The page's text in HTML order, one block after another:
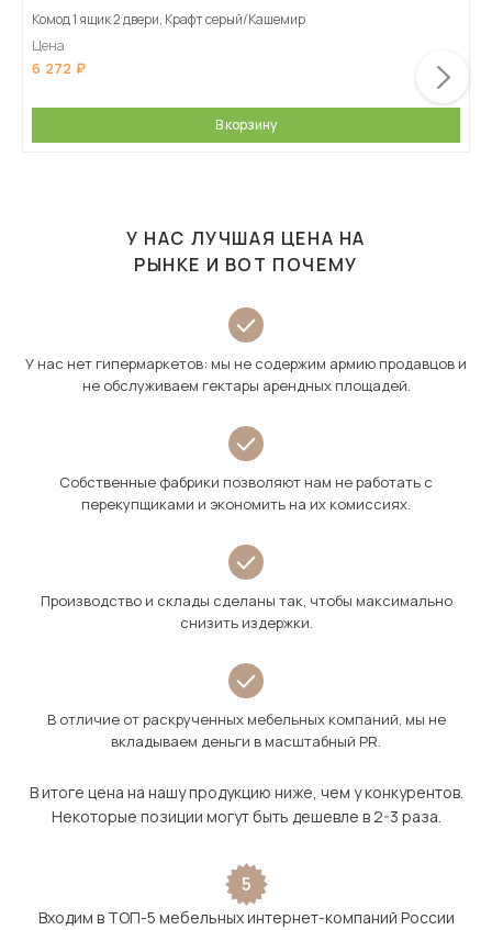
Комод 1 ящик 2 двери, Крафт серый/Кашемир
Цена
6 272
В корзину
У НАС ЛУЧШАЯ ЦЕНА НА
РЫНКЕ И ВОТ ПОЧЕМУ
У нас нет гипермаркетов: мы не содержим армию продавцов и
не обслуживаем гектары арендных площадей.
Собственные фабрики позволяют нам не работать с
перекупщиками и экономить на их комиссиях.
Производство и склады сделаны так, чтобы максимально
снизить издержки.
В отличие от раскрученных мебельных компаний, мы не
вкладываем деньги в масштабный PR.
В итоге цена на нашу продукцию ниже, чем у конкурентов.
Некоторые позиции могут быть дешевле в 2-3 раза.
5
Входим в ТОП-5 мебельных интернет-компаний России